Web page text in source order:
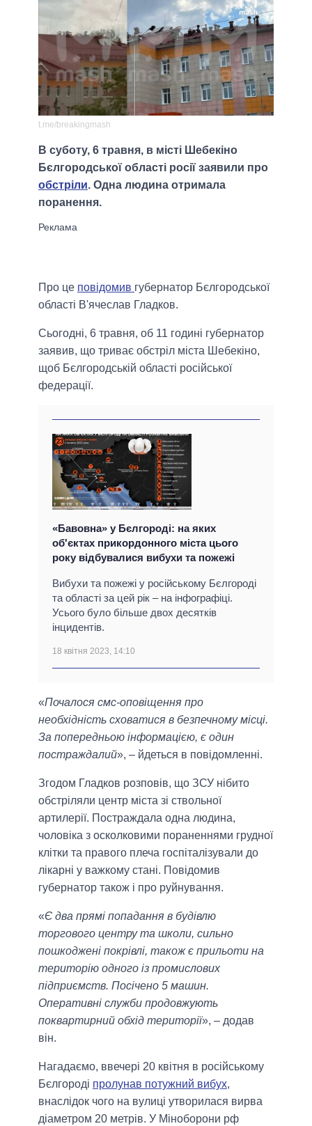
t.me/breakingmash
В суботу, 6 травня, в місті Шебекіно
Бєлгородської області росії заявили про
обстріли. Одна людина отримала
поранення.
Про це повідомив губернатор Бєлгородської
області В'ячеслав Гладков.
Сьогодні, 6 травня, об 11 годині губернатор
заявив, що триває обстріл міста Шебекіно,
щоб Бєлгородській області російської
федерації.
«Бавовна» у Бєлгороді: на яких
об'єктах прикордонного міста цього
року відбувалися вибухи та пожежі
Вибухи та пожежі у російському Бєлгороді
та області за цей рік – на інфографіці.
Усього було більше двох десятків
інцидентів.
18 квітня 2023, 14:10
«Почалося смс-оповіщення про
необхідність сховатися в безпечному місці.
За попередньою інформацією, є один
постраждалий», – йдеться в повідомленні.
Згодом Гладков розповів, що ЗСУ нібито
обстріляли центр міста зі ствольної
артилерії. Постраждала одна людина,
чоловіка з осколковими пораненнями грудної
клітки та правого плеча госпіталізували до
лікарні у важкому стані. Повідомив
губернатор також і про руйнування. ⠀
«Є два прямі попадання в будівлю
торгового центру та школи, сильно
пошкоджені покрівлі, також є прильоти на
територію одного із промислових
підприємств. Посічено 5 машин.
Оперативні служби продовжують
поквартирний обхід території», – додав
він.
Нагадаємо, ввечері 20 квітня в російському
Бєлгороді пролунав потужний вибух,
внаслідок чого на вулиці утворилася вирва
діаметром 20 метрів. У Міноборони рф